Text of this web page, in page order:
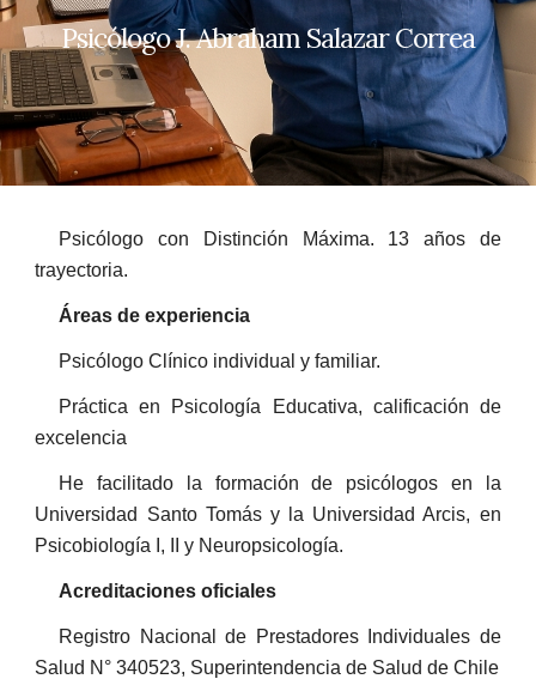
Psicólogo J. Abraham Salazar Correa
Psicólogo con Distinción Máxima. 13 años de
trayectoria.
Áreas de experiencia
Psicólogo Clínico individual y familiar.
Práctica en Psicología Educativa, calificación de
excelencia
He facilitado la formación de psicólogos en la
Universidad Santo Tomás y la Universidad Arcis, en
Psicobiología I, II y Neuropsicología.
Acreditaciones oficiales
Registro Nacional de Prestadores Individuales de
Salud N° 340523, Superintendencia de Salud de Chile